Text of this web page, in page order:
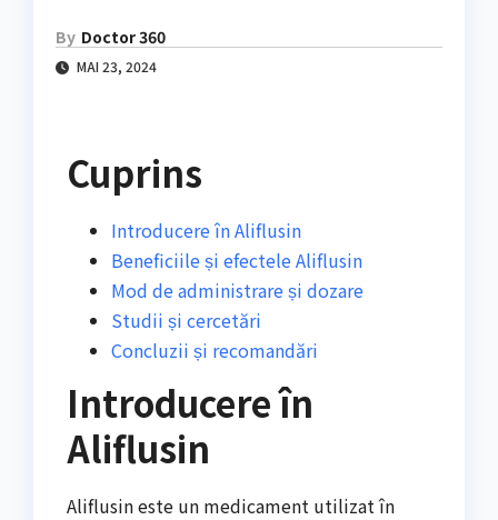
By Doctor 360
MAI 23, 2024
Cuprins
Introducere în Aliflusin
Beneficiile și efectele Aliflusin
Mod de administrare și dozare
Studii și cercetări
Concluzii și recomandări
Introducere în
Aliflusin
Aliflusin este un medicament utilizat în